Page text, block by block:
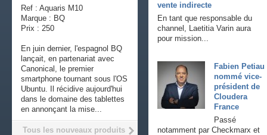
vente indirecte
En tant que responsable du
channel, Laetitia Varin aura
pour mission...
Fabien Petiau
nommé vice-
président de
Cloudera
France
Passé
notamment par Checkmarx et
Ref : Aquaris M10
Marque : BQ
Prix : 250
En juin dernier, l'espagnol BQ
lançait, en partenariat avec
Canonical, le premier
smartphone tournant sous l'OS
Ubuntu. Il récidive aujourd'hui
dans le domaine des tablettes
en annonçant la mise...
Tous les nouveaux produits